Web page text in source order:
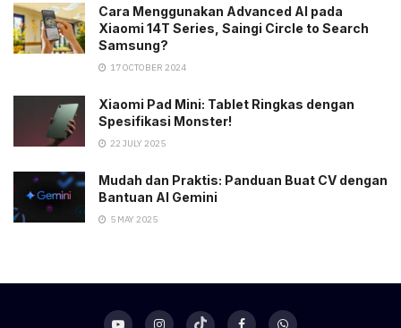
Cara Menggunakan Advanced AI pada
Xiaomi 14T Series, Saingi Circle to Search
Samsung?
17 OCTOBER 2024
Xiaomi Pad Mini: Tablet Ringkas dengan
Spesifikasi Monster!
22 JULY 2025
Mudah dan Praktis: Panduan Buat CV dengan
Bantuan AI Gemini
5 MAY 2025